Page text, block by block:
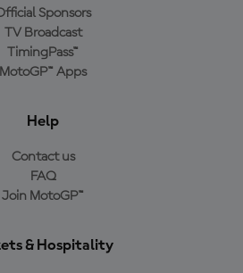
Sponsors
TV Broadcast
TimingPass™
MotoGP™ Apps
Help
Contact us
FAQ
Join MotoGP™
& Hospitality